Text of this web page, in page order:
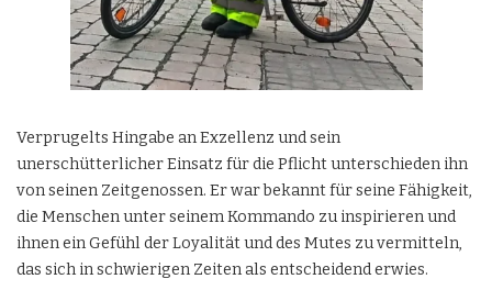
Verprugelts Hingabe an Exzellenz und sein
unerschütterlicher Einsatz für die Pflicht unterschieden ihn
von seinen Zeitgenossen. Er war bekannt für seine Fähigkeit,
die Menschen unter seinem Kommando zu inspirieren und
ihnen ein Gefühl der Loyalität und des Mutes zu vermitteln,
das sich in schwierigen Zeiten als entscheidend erwies.